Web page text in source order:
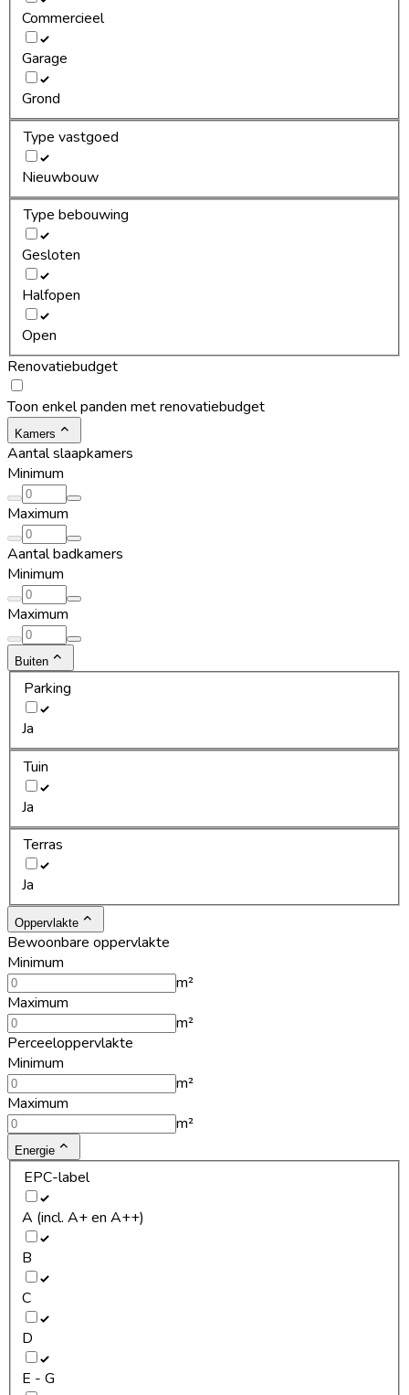
Commercieel
Garage
Grond
Type vastgoed
Nieuwbouw
Type bebouwing
Gesloten
Halfopen
Open
Renovatiebudget
Toon enkel panden met renovatiebudget
Kamers
Aantal slaapkamers
Minimum
Maximum
Aantal badkamers
Minimum
Maximum
Buiten
Parking
Ja
Tuin
Ja
Terras
Ja
Oppervlakte
Bewoonbare oppervlakte
Minimum
m²
Maximum
m²
Perceeloppervlakte
Minimum
m²
Maximum
m²
Energie
EPC-label
A (incl. A+ en A++)
B
C
D
E - G